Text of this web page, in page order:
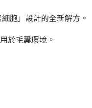
胞」設計的全新解方。
於毛囊環境。